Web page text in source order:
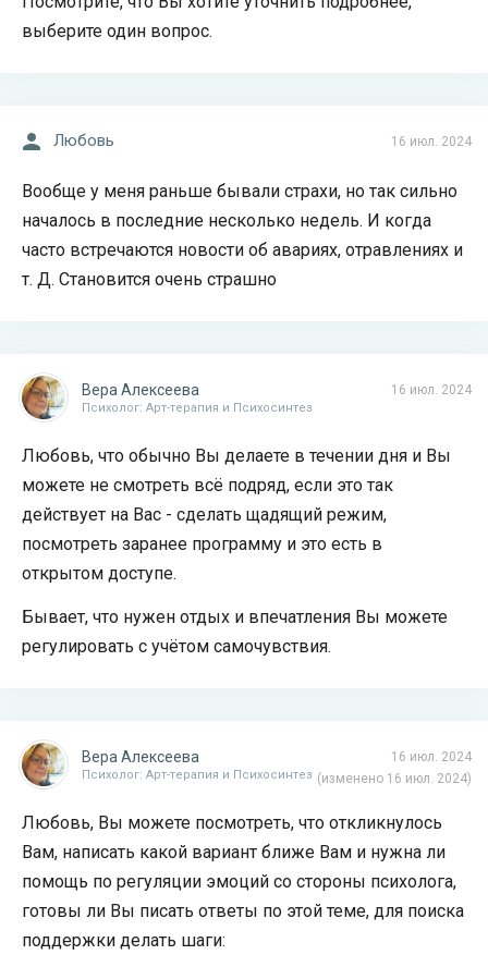
выберите один вопрос.
16 июл. 2024
Любовь
Вообще у меня раньше бывали страхи, но так сильно
началось в последние несколько недель. И когда
часто встречаются новости об авариях, отравлениях и
т. Д. Становится очень страшно
16 июл. 2024
Вера Алексеева
Психолог: Арт-терапия и Психосинтез
Любовь, что обычно Вы делаете в течении дня и Вы
можете не смотреть всё подряд, если это так
действует на Вас - сделать щадящий режим,
посмотреть заранее программу и это есть в
открытом доступе.
Бывает, что нужен отдых и впечатления Вы можете
регулировать с учётом самочувствия.
16 июл. 2024
(изменено 16 июл. 2024)
Вера Алексеева
Психолог: Арт-терапия и Психосинтез
Любовь, Вы можете посмотреть, что откликнулось
Вам, написать какой вариант ближе Вам и нужна ли
помощь по регуляции эмоций со стороны психолога,
готовы ли Вы писать ответы по этой теме, для поиска
поддержки делать шаги: